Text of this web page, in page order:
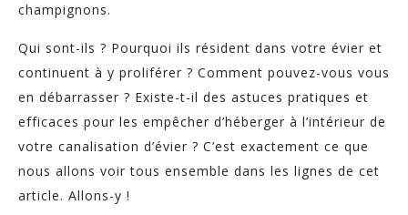
champignons.
Qui sont-ils ? Pourquoi ils résident dans votre évier et
continuent à y proliférer ? Comment pouvez-vous vous
en débarrasser ? Existe-t-il des astuces pratiques et
efficaces pour les empêcher d’héberger à l’intérieur de
votre canalisation d’évier ? C’est exactement ce que
nous allons voir tous ensemble dans les lignes de cet
article. Allons-y !